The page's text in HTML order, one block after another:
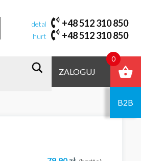
detal +48 512 310 850
hurt +48 512 310 850
ZALOGUJ
B2B
0